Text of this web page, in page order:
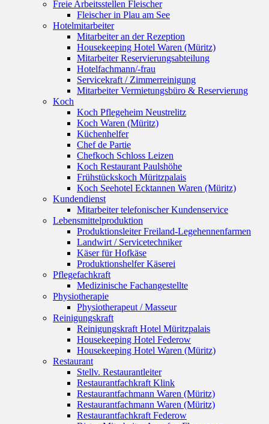
Freie Arbeitsstellen Fleischer
Fleischer in Plau am See
Hotelmitarbeiter
Mitarbeiter an der Rezeption
Housekeeping Hotel Waren (Müritz)
Mitarbeiter Reservierungsabteilung
Hotelfachmann/-frau
Servicekraft / Zimmerreinigung
Mitarbeiter Vermietungsbüro & Reservierung
Koch
Koch Pflegeheim Neustrelitz
Koch Waren (Müritz)
Küchenhelfer
Chef de Partie
Chefkoch Schloss Leizen
Koch Restaurant Paulshöhe
Frühstückskoch Müritzpalais
Koch Seehotel Ecktannen Waren (Müritz)
Kundendienst
Mitarbeiter telefonischer Kundenservice
Lebensmittelproduktion
Produktionsleiter Freiland-Legehennenfarmen
Landwirt / Servicetechniker
Käser für Hofkäse
Produktionshelfer Käserei
Pflegefachkraft
Medizinische Fachangestellte
Physiotherapie
Physiotherapeut / Masseur
Reinigungskraft
Reinigungskraft Hotel Müritzpalais
Housekeeping Hotel Federow
Housekeeping Hotel Waren (Müritz)
Restaurant
Stellv. Restaurantleiter
Restaurantfachkraft Klink
Restaurantfachmann Waren (Müritz)
Restaurantfachmann Waren (Müritz)
Restaurantfachkraft Federow